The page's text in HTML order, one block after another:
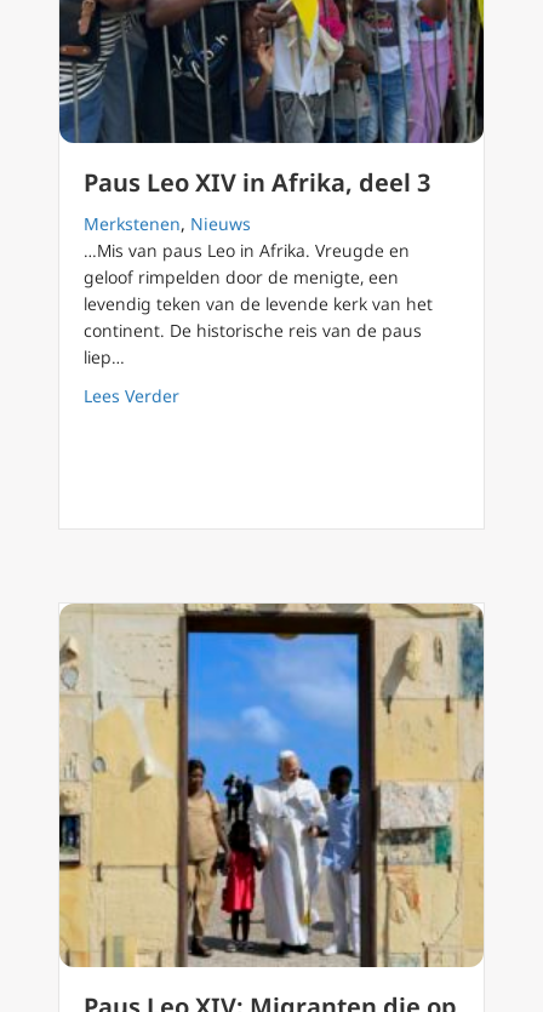
Paus Leo XIV in Afrika, deel 3
Merkstenen, Nieuws
…Mis van paus Leo in Afrika. Vreugde en
geloof rimpelden door de menigte, een
levendig teken van de levende kerk van het
continent. De historische reis van de paus
liep…
Lees Verderabout Paus Leo XIV in Afrika, deel 3